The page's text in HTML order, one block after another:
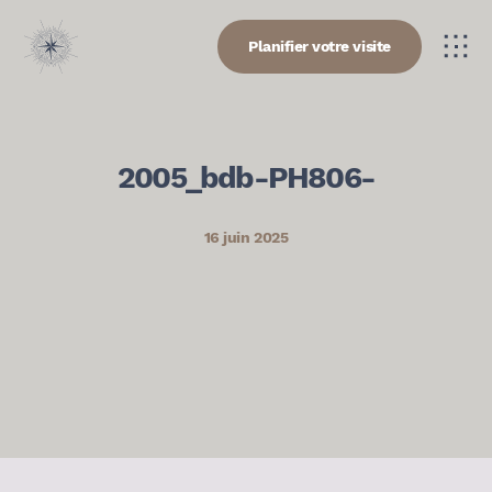
Planifier votre visite
2005_bdb-PH806-
16 juin 2025